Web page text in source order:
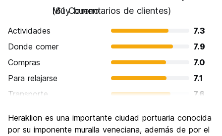
Muy bueno
(61 Comentarios de clientes)
Actividades
7.3
Donde comer
7.9
Compras
7.0
Para relajarse
7.1
Transporte
7.6
Cultura
8.0
Heraklion es una importante ciudad portuaria conocida
por su imponente muralla veneciana, además de por el